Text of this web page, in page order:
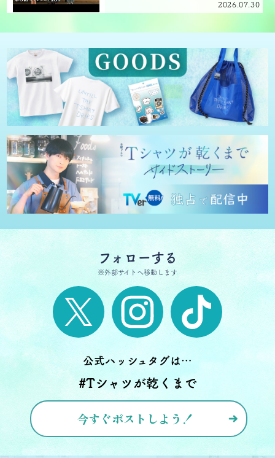
2026.07.30
2026.07.23
MOVIE
2026.07.23
10分で分かる 第1話ダイジェスト
2話プレミアム試写会＆キャスト登壇イベ
ント
2026.07.11
2分でわかる！第1話ダイジェスト
GOODS
オリジナルグッズ第1弾発売決定！
NEWS
2026.07.06
2話プレミアム試写会＆キャスト登壇イベ
フォローする
※外部サイトへ移動します
Instagram TikTok
公式ハッシュタグは…
#Tシャツが乾くまで
今すぐポストしよう！